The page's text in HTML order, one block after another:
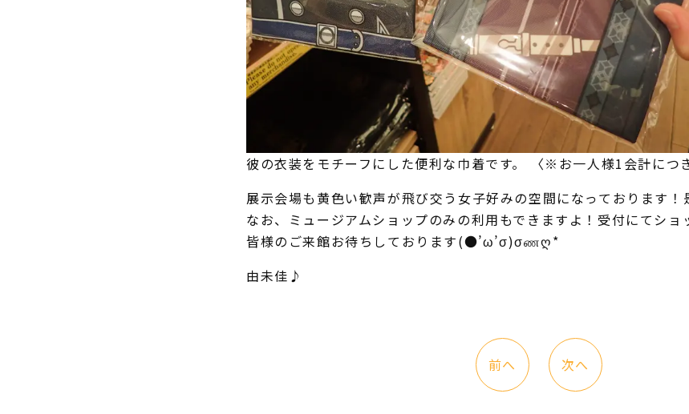
彼の衣装をモチーフにした便利な巾着です。 〈※お一人様1会計につ
展示会場も黄色い歓声が飛び交う女子好みの空間になっております
なお、ミュージアムショップのみの利用もできますよ！受付にてシ
皆様のご来館お待ちしております(●’ω’σ)σணღ*
由未佳♪
前へ 次へ